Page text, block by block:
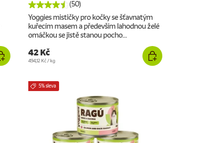
(50)
Yoggies mističky pro kočky se šťavnatým
kuřecím masem a především lahodnou želé
omáčkou se jistě stanou pocho...
42 Kč
Cena za jednotku
494,12 Kč/ kg
5% sleva